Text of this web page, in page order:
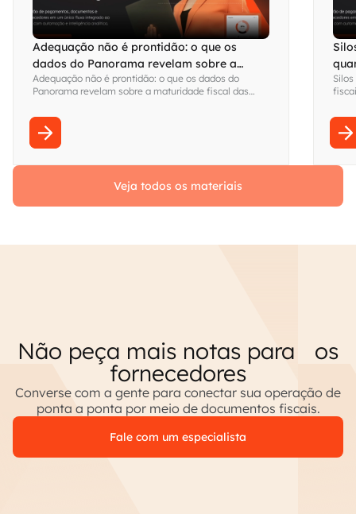
Adequação não é prontidão: o que os
dados do Panorama revelam sobre a
maturidade fiscal das empresas brasileiras
Adequação não é prontidão: o que os dados do
Panorama revelam sobre a maturidade fiscal das
sem
Veja todos os materiais
Não peça mais notas para os
fornecedores
Converse com a gente para conectar sua operação de
ponta a ponta por meio de documentos fiscais.
Fale com um especialista